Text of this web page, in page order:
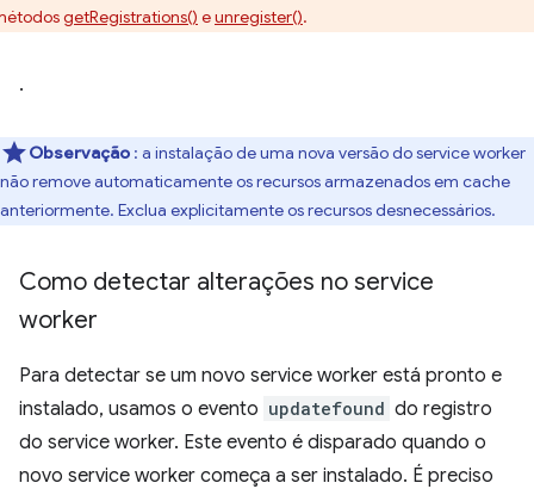
getRegistrations() eunregister().
.
Observação : a instalação de uma nova versão do service worker
não remove automaticamente os recursos armazenados em cache
anteriormente. Exclua explicitamente os recursos desnecessários.
Como detectar alterações no service
worker
Para detectar se um novo service worker está pronto e
instalado, usamos o evento updatefound do registro
do service worker. Este evento é disparado quando o
novo service worker começa a ser instalado. É preciso